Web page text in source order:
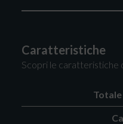
Caratteristiche
Scopri le caratteristiche
Totale